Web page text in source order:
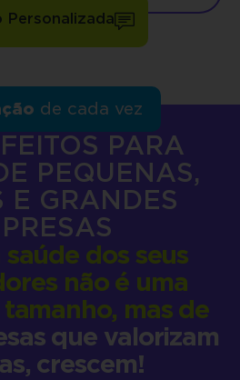
Personalizada
de cada vez
PARA
PEQUENAS,
E GRANDES
dos seus
não é uma
mas de
que valorizam
crescem!